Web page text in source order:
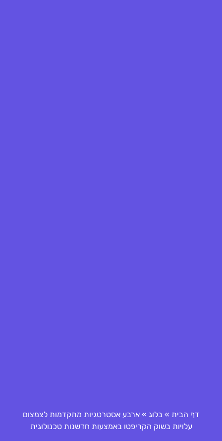
דף הבית » בלוג » ארבע אסטרטגיות מתקדמות לצמצום
עלויות בשוק הקריפטו באמצעות חדשנות טכנולוגית